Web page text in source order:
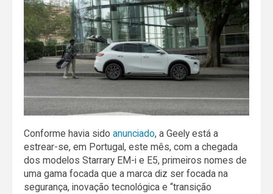
Conforme havia sidoanunciado, a Geely está a
estrear-se, em Portugal, este mês, com a chegada
dos modelos Starrary EM-i e E5, primeiros nomes de
uma gama focada que a marca diz ser focada na
segurança, inovação tecnológica e “transição